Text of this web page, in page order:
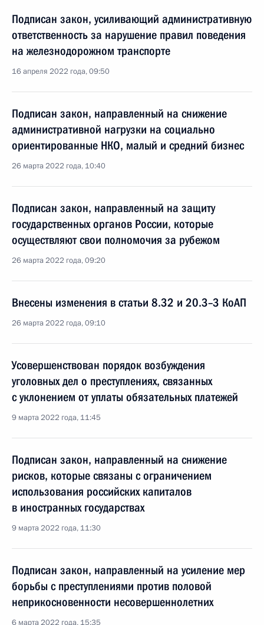
Подписан закон, усиливающий административную
ответственность за нарушение правил поведения
на железнодорожном транспорте
16 апреля 2022 года, 09:50
Подписан закон, направленный на снижение
административной нагрузки на социально
ориентированные НКО, малый и средний бизнес
26 марта 2022 года, 10:40
Подписан закон, направленный на защиту
государственных органов России, которые
осуществляют свои полномочия за рубежом
26 марта 2022 года, 09:20
Внесены изменения в статьи 8.32 и 20.3–3 КоАП
26 марта 2022 года, 09:10
Усовершенствован порядок возбуждения
уголовных дел о преступлениях, связанных
с уклонением от уплаты обязательных платежей
9 марта 2022 года, 11:45
Подписан закон, направленный на снижение
рисков, которые связаны с ограничением
использования российских капиталов
в иностранных государствах
9 марта 2022 года, 11:30
Подписан закон, направленный на усиление мер
борьбы с преступлениями против половой
неприкосновенности несовершеннолетних
6 марта 2022 года, 15:35